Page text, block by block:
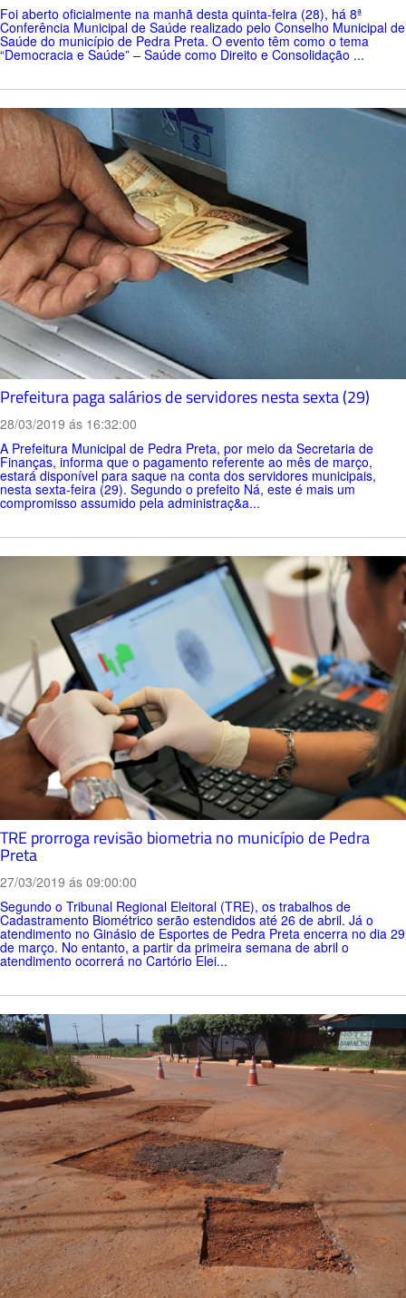
Foi aberto oficialmente na manhã desta quinta-feira (28), há 8ª
Conferência Municipal de Saúde realizado pelo Conselho Municipal de
Saúde do município de Pedra Preta. O evento têm como o tema
“Democracia e Saúde” – Saúde como Direito e Consolidação ...
Prefeitura paga salários de servidores nesta sexta (29)
28/03/2019 ás 16:32:00
A Prefeitura Municipal de Pedra Preta, por meio da Secretaria de
Finanças, informa que o pagamento referente ao mês de março,
estará disponível para saque na conta dos servidores municipais,
nesta sexta-feira (29). Segundo o prefeito Ná, este é mais um
compromisso assumido pela administraç&a...
TRE prorroga revisão biometria no município de Pedra
Preta
27/03/2019 ás 09:00:00
Segundo o Tribunal Regional Eleitoral (TRE), os trabalhos de
Cadastramento Biométrico serão estendidos até 26 de abril. Já o
atendimento no Ginásio de Esportes de Pedra Preta encerra no dia 29
de março. No entanto, a partir da primeira semana de abril o
atendimento ocorrerá no Cartório Elei...